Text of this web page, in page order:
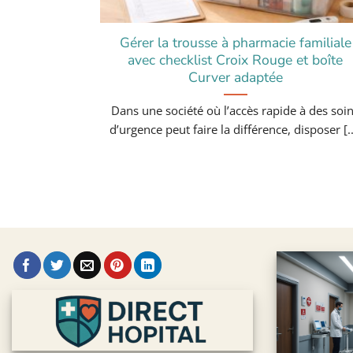
Gérer la trousse à pharmacie familiale
avec checklist Croix Rouge et boîte
Curver adaptée
Dans une société où l’accès rapide à des
d’urgence peut faire la différence, disposer